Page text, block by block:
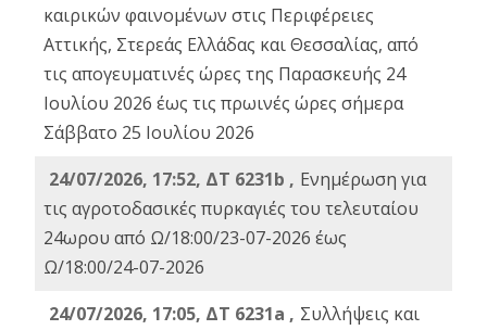
καιρικών φαινομένων στις Περιφέρειες
Αττικής, Στερεάς Ελλάδας και Θεσσαλίας, από
τις απογευματινές ώρες της Παρασκευής 24
Ιουλίου 2026 έως τις πρωινές ώρες σήμερα
Σάββατο 25 Ιουλίου 2026
24/07/2026, 17:52, ΔΤ 6231b , Ενημέρωση για
τις αγροτοδασικές πυρκαγιές του τελευταίου
24ωρου από Ω/18:00/23-07-2026 έως
Ω/18:00/24-07-2026
24/07/2026, 17:05, ΔΤ 6231a , Συλλήψεις και